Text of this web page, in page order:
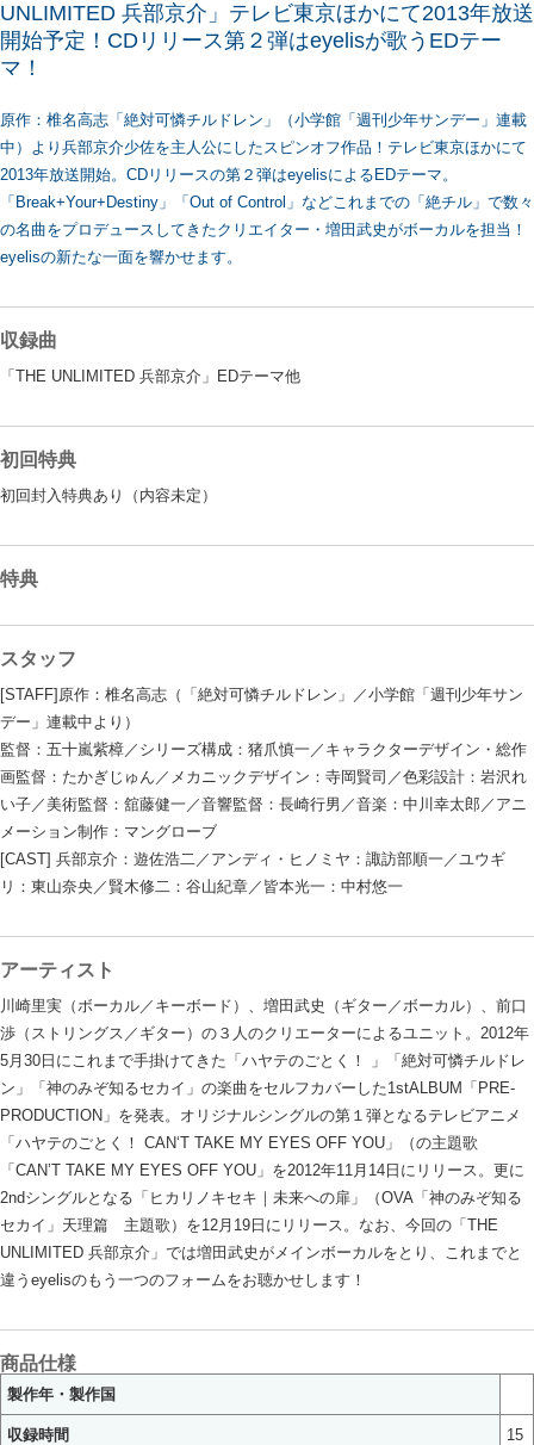
UNLIMITED 兵部京介」テレビ東京ほかにて2013年放送
開始予定！CDリリース第２弾はeyelisが歌うEDテー
マ！
原作：椎名高志「絶対可憐チルドレン」（小学館「週刊少年サンデー」連載
中）より兵部京介少佐を主人公にしたスピンオフ作品！テレビ東京ほかにて
2013年放送開始。CDリリースの第２弾はeyelisによるEDテーマ。
「Break+Your+Destiny」「Out of Control」などこれまでの「絶チル」で数々
の名曲をプロデュースしてきたクリエイター・増田武史がボーカルを担当！
eyelisの新たな一面を響かせます。
収録曲
「THE UNLIMITED 兵部京介」EDテーマ他
初回特典
初回封入特典あり（内容未定）
特典
スタッフ
[STAFF]原作：椎名高志（「絶対可憐チルドレン」／小学館「週刊少年サン
デー」連載中より）
監督：五十嵐紫樟／シリーズ構成：猪爪慎一／キャラクターデザイン・総作
画監督：たかぎじゅん／メカニックデザイン：寺岡賢司／色彩設計：岩沢れ
い子／美術監督：舘藤健一／音響監督：長崎行男／音楽：中川幸太郎／アニ
メーション制作：マングローブ
[CAST] 兵部京介：遊佐浩二／アンディ・ヒノミヤ：諏訪部順一／ユウギ
リ：東山奈央／賢木修二：谷山紀章／皆本光一：中村悠一
アーティスト
川崎里実（ボーカル／キーボード）、増田武史（ギター／ボーカル）、前口
渉（ストリングス／ギター）の３人のクリエーターによるユニット。2012年
5月30日にこれまで手掛けてきた「ハヤテのごとく！ 」「絶対可憐チルドレ
ン」「神のみぞ知るセカイ」の楽曲をセルフカバーした1stALBUM「PRE-
PRODUCTION」を発表。オリジナルシングルの第１弾となるテレビアニメ
「ハヤテのごとく！ CAN‘T TAKE MY EYES OFF YOU」（の主題歌
「CAN’T TAKE MY EYES OFF YOU」を2012年11月14日にリリース。更に
2ndシングルとなる「ヒカリノキセキ｜未来への扉」（OVA「神のみぞ知る
セカイ」天理篇 主題歌）を12月19日にリリース。なお、今回の「THE
UNLIMITED 兵部京介」では増田武史がメインボーカルをとり、これまでと
違うeyelisのもう一つのフォームをお聴かせします！
商品仕様
製作年・製作国
収録時間
15